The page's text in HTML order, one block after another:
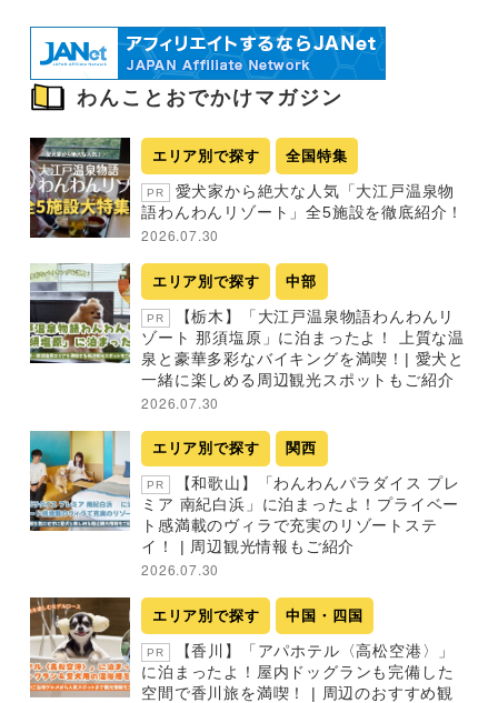
わんことおでかけマガジン
エリア別で探す 全国特集
PR
愛犬家から絶大な人気「大江戸温泉物
語わんわんリゾート」全5施設を徹底紹介！
2026.07.30
エリア別で探す 中部
PR
【栃木】「大江戸温泉物語わんわんリ
ゾート 那須塩原」に泊まったよ！ 上質な温
泉と豪華多彩なバイキングを満喫！| 愛犬と
一緒に楽しめる周辺観光スポットもご紹介
2026.07.30
エリア別で探す 関西
PR
【和歌山】「わんわんパラダイス プレ
ミア 南紀白浜」に泊まったよ！プライベー
ト感満載のヴィラで充実のリゾートステ
イ！ | 周辺観光情報もご紹介
2026.07.30
エリア別で探す 中国・四国
PR
【香川】「アパホテル〈高松空港〉」
に泊まったよ！屋内ドッグランも完備した
空間で香川旅を満喫！ | 周辺のおすすめ観